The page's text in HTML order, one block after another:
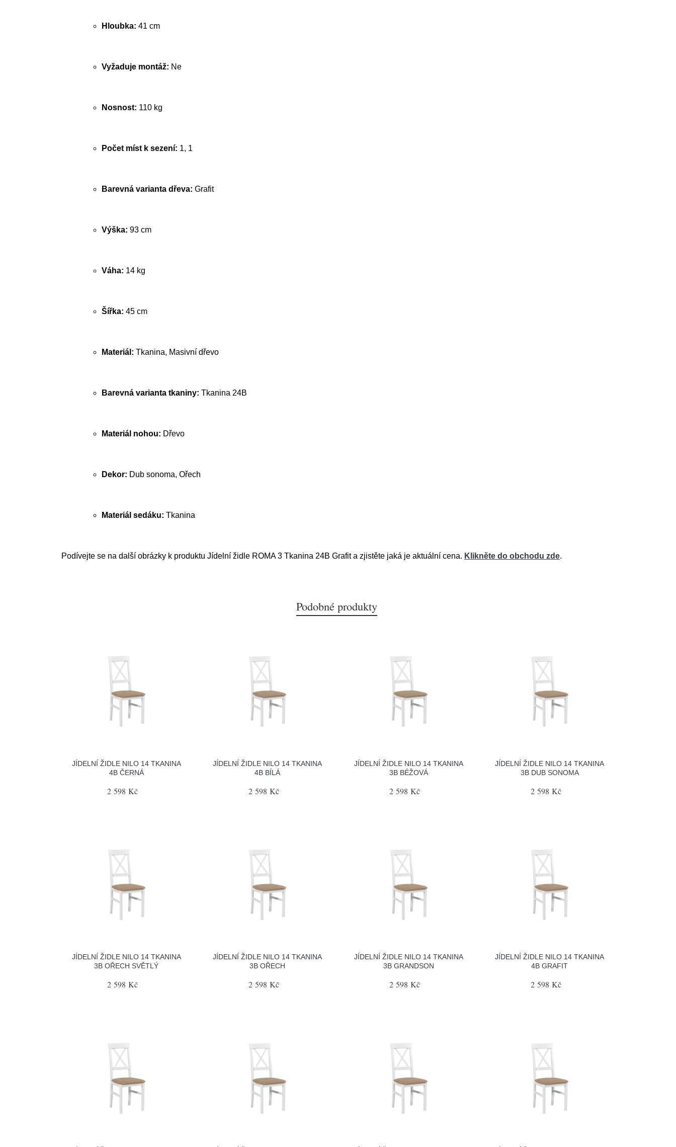
Hloubka: 41 cm
Vyžaduje montáž: Ne
Nosnost: 110 kg
Počet míst k sezení: 1, 1
Barevná varianta dřeva: Grafit
Výška: 93 cm
Váha: 14 kg
Šířka: 45 cm
Materiál: Tkanina, Masivní dřevo
Barevná varianta tkaniny: Tkanina 24B
Materiál nohou: Dřevo
Dekor: Dub sonoma, Ořech
Materiál sedáku: Tkanina
Podívejte se na další obrázky k produktu Jídelní židle ROMA 3 Tkanina 24B Grafit a zjistěte jaká je aktuální cena. Klikněte do obchodu zde.
Podobné produkty
JÍDELNÍ ŽIDLE NILO 14 TKANINA
4B ČERNÁ
2 598 Kč
JÍDELNÍ ŽIDLE NILO 14 TKANINA
4B BÍLÁ
2 598 Kč
JÍDELNÍ ŽIDLE NILO 14 TKANINA
3B BÉŽOVÁ
2 598 Kč
JÍDELNÍ ŽIDLE NILO 14 TKANINA
3B DUB SONOMA
2 598 Kč
JÍDELNÍ ŽIDLE NILO 14 TKANINA
3B OŘECH SVĚTLÝ
2 598 Kč
JÍDELNÍ ŽIDLE NILO 14 TKANINA
3B OŘECH
2 598 Kč
JÍDELNÍ ŽIDLE NILO 14 TKANINA
3B GRANDSON
2 598 Kč
JÍDELNÍ ŽIDLE NILO 14 TKANINA
4B GRAFIT
2 598 Kč